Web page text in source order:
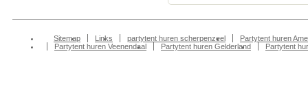
Sitemap Links partytent huren scherpenzeel
Partytent huren
Partytent huren Veenendaal
Partytent huren Gelderland Partytent